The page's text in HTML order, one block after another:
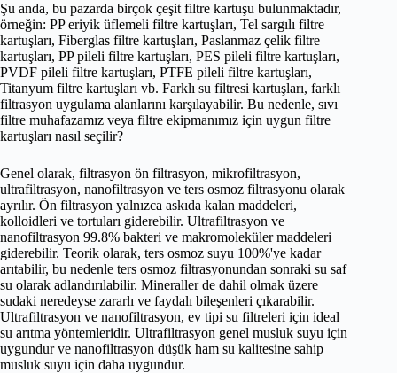
Şu anda, bu pazarda birçok çeşit filtre kartuşu bulunmaktadır,
örneğin: PP eriyik üflemeli filtre kartuşları, Tel sargılı filtre
kartuşları, Fiberglas filtre kartuşları, Paslanmaz çelik filtre
kartuşları, PP pileli filtre kartuşları, PES pileli filtre kartuşları,
PVDF pileli filtre kartuşları, PTFE pileli filtre kartuşları,
Titanyum filtre kartuşları vb. Farklı su filtresi kartuşları, farklı
filtrasyon uygulama alanlarını karşılayabilir. Bu nedenle, sıvı
filtre muhafazamız veya filtre ekipmanımız için uygun filtre
kartuşları nasıl seçilir?
Genel olarak, filtrasyon ön filtrasyon, mikrofiltrasyon,
ultrafiltrasyon, nanofiltrasyon ve ters osmoz filtrasyonu olarak
ayrılır. Ön filtrasyon yalnızca askıda kalan maddeleri,
kolloidleri ve tortuları giderebilir. Ultrafiltrasyon ve
nanofiltrasyon 99.8% bakteri ve makromoleküler maddeleri
giderebilir. Teorik olarak, ters osmoz suyu 100%'ye kadar
arıtabilir, bu nedenle ters osmoz filtrasyonundan sonraki su saf
su olarak adlandırılabilir. Mineraller de dahil olmak üzere
sudaki neredeyse zararlı ve faydalı bileşenleri çıkarabilir.
Ultrafiltrasyon ve nanofiltrasyon, ev tipi su filtreleri için ideal
su arıtma yöntemleridir. Ultrafiltrasyon genel musluk suyu için
uygundur ve nanofiltrasyon düşük ham su kalitesine sahip
musluk suyu için daha uygundur.